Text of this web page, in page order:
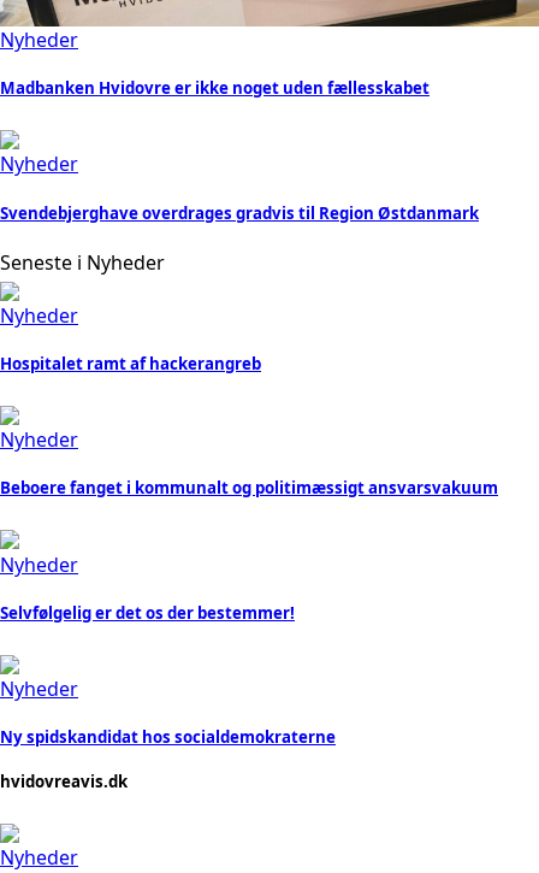
Nyheder
Madbanken Hvidovre er ikke noget uden fællesskabet
Nyheder
Svendebjerghave overdrages gradvis til Region Østdanmark
Seneste i Nyheder
Nyheder
Hospitalet ramt af hackerangreb
Nyheder
Beboere fanget i kommunalt og politimæssigt ansvarsvakuum
Nyheder
Selvfølgelig er det os der bestemmer!
Nyheder
Ny spidskandidat hos socialdemokraterne
hvidovreavis.dk
Nyheder